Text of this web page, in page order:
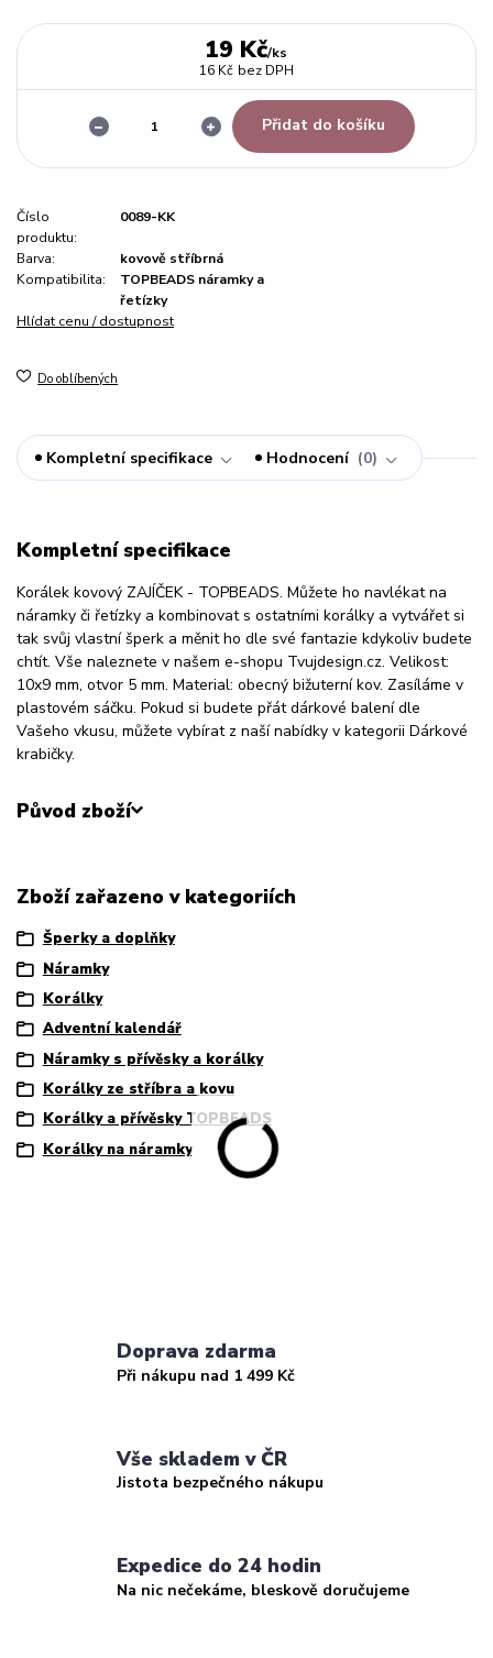
19 Kč/ks
16 Kč bez DPH
Přidat do košíku
Číslo
produktu:
0089-KK
Barva:
kovově stříbrná
Kompatibilita:
TOPBEADS náramky a
řetízky
Hlídat cenu / dostupnost
Do oblíbených
Kompletní specifikace Hodnocení 0
Kompletní specifikace
Korálek kovový ZAJÍČEK - TOPBEADS. Můžete ho navlékat na
náramky či řetízky a kombinovat s ostatními korálky a vytvářet si
tak svůj vlastní šperk a měnit ho dle své fantazie kdykoliv budete
chtít. Vše naleznete v našem e-shopu Tvujdesign.cz. Velikost:
10x9 mm, otvor 5 mm. Material: obecný bižuterní kov. Zasíláme v
plastovém sáčku. Pokud si budete přát dárkové balení dle
Vašeho vkusu, můžete vybírat z naší nabídky v kategorii Dárkové
krabičky.
Původ zboží
Zboží zařazeno v kategoriích
Šperky a doplňky
Náramky
Korálky
Adventní kalendář
Náramky s přívěsky a korálky
Korálky ze stříbra a kovu
Korálky a přívěsky TOPBEADS
Korálky na náramky
Doprava zdarma
Při nákupu nad 1 499 Kč
Vše skladem v ČR
Jistota bezpečného nákupu
Expedice do 24 hodin
Na nic nečekáme, bleskově doručujeme